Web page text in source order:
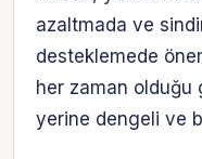
azaltmada ve
desteklemede
her zaman olduğu
yerine dengeli ve